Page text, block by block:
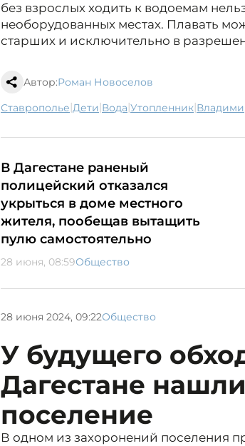
без взрослых ходить к водоемам
необорудованных местах. Плавать
старших и исключительно в
Автор:Роман Новоселов
Ставрополье| дети| вода| утопленник|
В Дагестане раненый
полицейский отказался
укрыться в доме местного
жителя, пообещав вытащить
пулю самостоятельно
28 июня, 08:59Общество
28 июня 2024, 09:22Общество
У будущего
Дагестане
поселение
В одном из захоронений поселения